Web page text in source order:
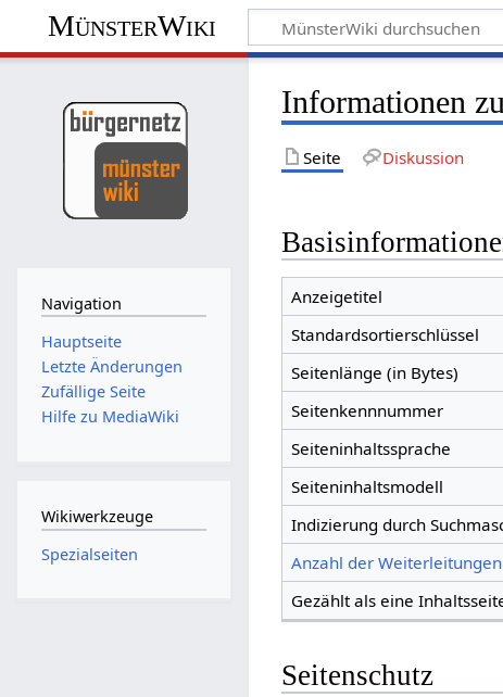
MünsterWiki
Informationen
Seite Diskussion
Anzeigetitel
Standardsortierschlüssel
Seitenlänge (in Bytes)
Seitenkennnummer
Seiteninhaltssprache
Seiteninhaltsmodell
Indizierung durch
Anzahl der
Gezählt als eine
Seitenschutz
Navigation
Hauptseite
Letzte Änderungen
Zufällige Seite
Hilfe zu MediaWiki
Wikiwerkzeuge
Spezialseiten